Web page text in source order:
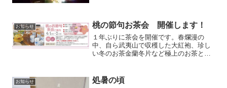
お知らせ 桃の節句お茶会 開催します！
１年ぶりに茶会を開催です。春爛漫の
中、自ら武夷山で収穫した大紅袍、珍し
い冬のお茶金蘭冬片など極上のお茶とそ
お知らせ 処暑の頃